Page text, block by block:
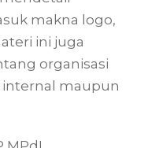
makna logo,
ini juga
organisasi
internal maupun